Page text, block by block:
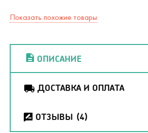
Показать похожие товары
ОПИСАНИЕ
ДОСТАВКА И ОПЛАТА
ОТЗЫВЫ (4)